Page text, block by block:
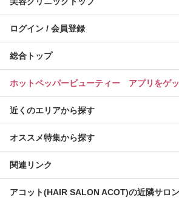
ログイン / 会員登録
総合トップ
ホットペッパービューティー アプリをゲ
近くのエリアから探す
オススメ特集から探す
関連リンク
アコット(HAIR SALON ACOT)の近隣サロン